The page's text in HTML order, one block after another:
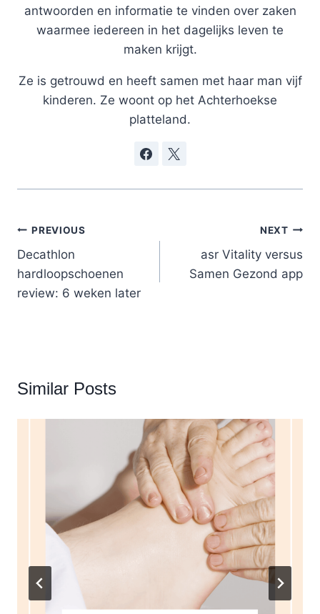
antwoorden en informatie te vinden over zaken
waarmee iedereen in het dagelijks leven te
maken krijgt.
Ze is getrouwd en heeft samen met haar man vijf
kinderen. Ze woont op het Achterhoekse
platteland.
Post
navigation
PREVIOUS
Decathlon
hardloopschoenen
review: 6 weken later
NEXT
asr Vitality versus
Samen Gezond app
Similar Posts